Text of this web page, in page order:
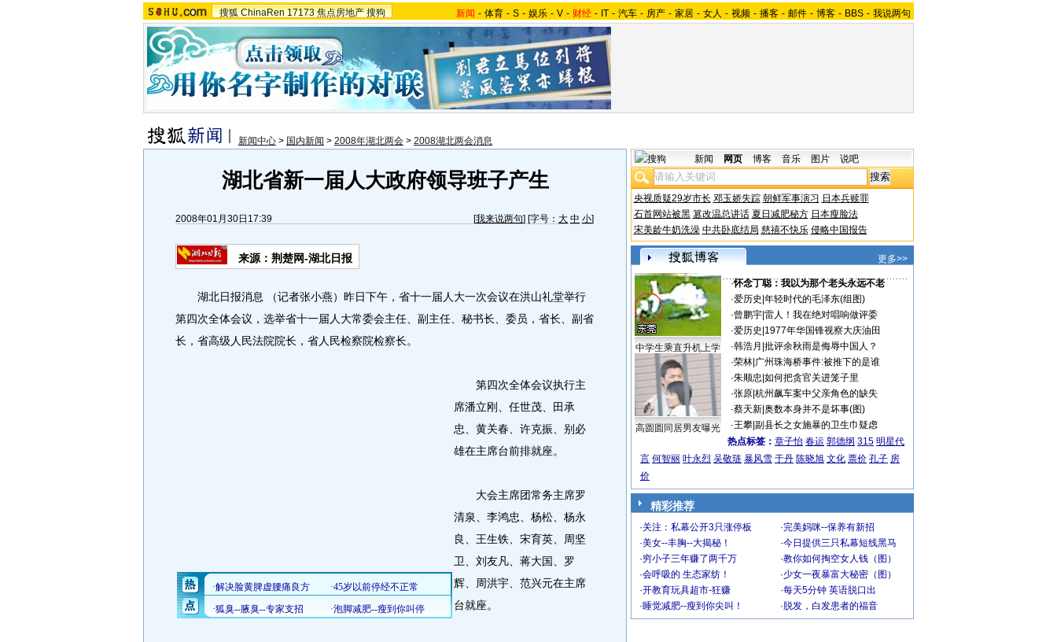
搜狐 ChinaRen 17173 焦点房地产 搜狗 新闻 - 体育 - S - 娱乐 - V - 财经 - IT - 汽车 - 房产 - 家居 - 女人 - 视频 - 播客 - 邮件 - 博客 - BBS - 我说两句
新闻中心 > 国内新闻 > 2008年湖北两会 > 2008湖北两会消息
湖北省新一届人大政府领导班子产生
2008年01月30日17:39 [我来说两句] [字号： 大 中 小]
来源：荆楚网-湖北日报
湖北日报消息 （记者张小燕）昨日下午，省十一届人大一次会议在洪山礼堂举行
第四次全体会议，选举省十一届人大常委会主任、副主任、秘书长、委员，省长、副省
长，省高级人民法院院长，省人民检察院检察长。
第四次全体会议执行主
席潘立刚、任世茂、田承
忠、黄关春、许克振、别必
雄在主席台前排就座。
大会主席团常务主席罗
清泉、李鸿忠、杨松、杨永
良、王生铁、宋育英、周坚
卫、刘友凡、蒋大国、罗
辉、周洪宇、范兴元在主席
台就座。
新闻 网页 博客 音乐 图片 说吧
央视质疑29岁市长 邓玉娇失踪 朝鲜军事演习 日本兵赎罪
石首网站被黑 篡改温总讲话 夏日减肥秘方 日本瘦脸法
宋美龄牛奶洗澡 中共卧底结局 慈禧不快乐 侵略中国报告
更多>>
中学生乘直升机上学
高圆圆同居男友曝光
·怀念丁聪：我以为那个老头永远不老
·爱历史 年轻时代的毛泽东(组图)
·曾鹏宇| 雷人！我在绝对唱响做评委
·爱历史 1977年华国锋视察大庆油田
·韩浩月 批评余秋雨是侮辱中国人？
·荣林| 广州珠海桥事件:被推下的是谁
·朱顺忠 如何把贪官关进笼子里
·张原| 杭州飙车案中父亲角色的缺失
·蔡天新| 奥数本身并不是坏事(图)
·王攀| 副县长之女施暴的卫生巾疑虑
热点标签： 章子怡 春运 郭德纲 315 明星代
言 何智丽 叶永烈 吴敬琏 暴风雪 于丹 陈晓旭 文化 票价 孔子 房
价
精彩推荐
·关注：私幕公开3只涨停板 ·完美妈咪--保养有新招
·美女--丰胸--大揭秘！ ·今日提供三只私幕短线黑马
·穷小子三年赚了两千万 ·教你如何掏空女人钱（图）
·会呼吸的 生态家纺！ ·少女一夜暴富大秘密（图）
·开教育玩具超市-狂赚 ·每天5分钟 英语脱口出
·睡觉减肥--瘦到你尖叫！ · 脱发，白发患者的福音